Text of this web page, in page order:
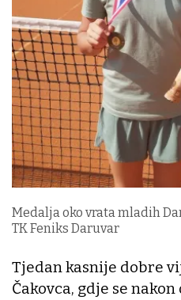
Medalja oko vrata mladih
TK Feniks Daruvar
Tjedan kasnije dobre
Čakovca, gdje se